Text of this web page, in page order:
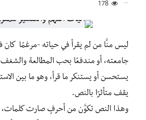
ليس منَّا من لم يقرأ في حياته -مرغمًا كان
جامعته، أو مندفعًا بحب المطالعة
يستحسن أو يستنكر ما قرأ، وهو ما بين
يقف متأثرًا بالنص.
وهذا النص تكوَّن من أحرفٍ صارت